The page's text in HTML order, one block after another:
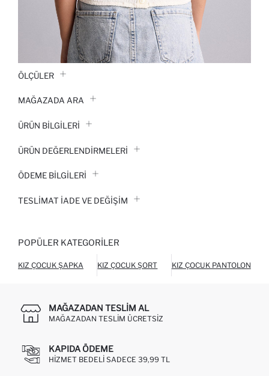
ÖLÇÜLER
MAĞAZADA ARA
ÜRÜN BILGILERI
ÜRÜN DEĞERLENDİRMELERİ
ÖDEME BİLGİLERİ
TESLIMAT İADE VE DEĞIŞIM
POPÜLER KATEGORILER
KIZ ÇOCUK ŞAPKA KIZ ÇOCUK ŞORT KIZ ÇOCUK PANTOLON
MAĞAZADAN TESLIM AL
MAĞAZADAN TESLIM ÜCRETSIZ
KAPIDA ÖDEME
HIZMET BEDELI SADECE 39,99 TL